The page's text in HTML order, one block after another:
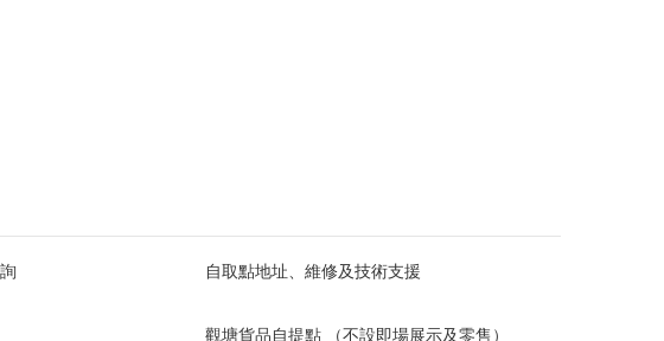
自取點地址、維修及技術支援
觀塘貨品自提點 （不設即場展示及零售）